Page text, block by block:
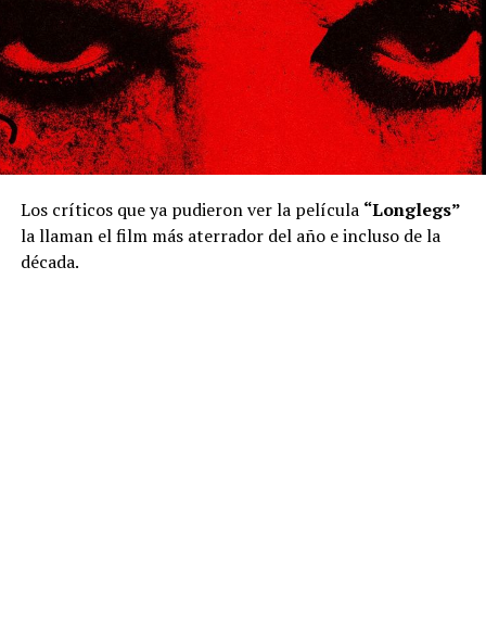
Los críticos que ya pudieron ver la película “Longlegs”
la llaman el film más aterrador del año e incluso de la
década.